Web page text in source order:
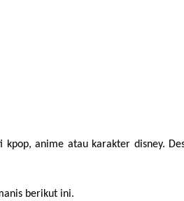
anime atau karakter disney.
berikut ini.